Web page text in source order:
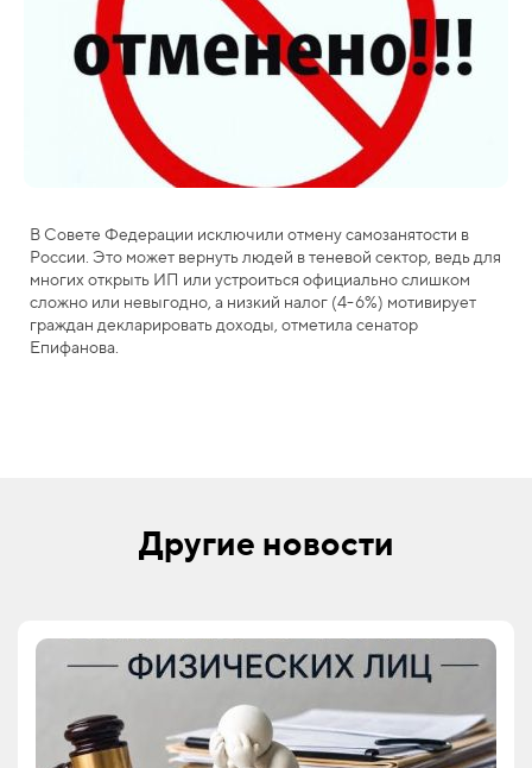
В Совете Федерации исключили отмену самозанятости в
России. Это может вернуть людей в теневой сектор, ведь для
многих открыть ИП или устроиться официально слишком
сложно или невыгодно, а низкий налог (4-6%) мотивирует
граждан декларировать доходы, отметила сенатор
Епифанова.
Другие новости